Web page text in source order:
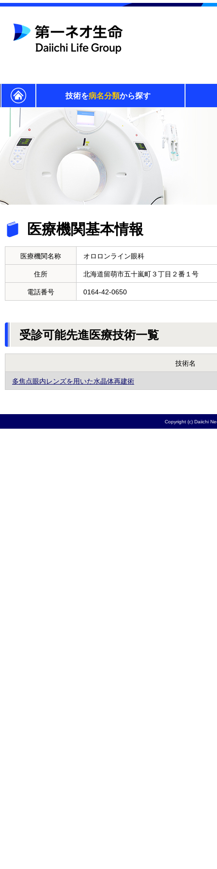
技術を病名分類から探す
医療機関基本情報
医療機関名称 オロロンライン眼科
住所 北海道留萌市五十嵐町３丁目２番１号
電話番号 0164-42-0650
受診可能先進医療技術一覧
技術名
多焦点眼内レンズを用いた水晶体再建術
Copyright (c) Daiichi